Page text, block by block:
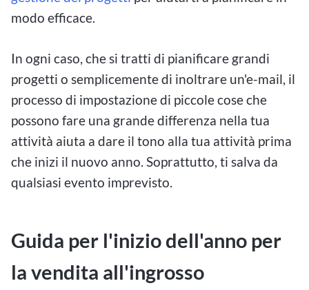
modo efficace.
In ogni caso, che si tratti di pianificare grandi
progetti o semplicemente di inoltrare un'e-mail, il
processo di impostazione di piccole cose che
possono fare una grande differenza nella tua
attività aiuta a dare il tono alla tua attività prima
che inizi il nuovo anno. Soprattutto, ti salva da
qualsiasi evento imprevisto.
Guida per l'inizio dell'anno per
la vendita all'ingrosso